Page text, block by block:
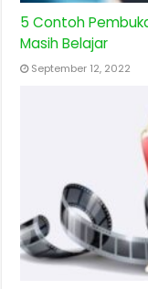
5 Contoh
Masih Belajar
September 12, 2022